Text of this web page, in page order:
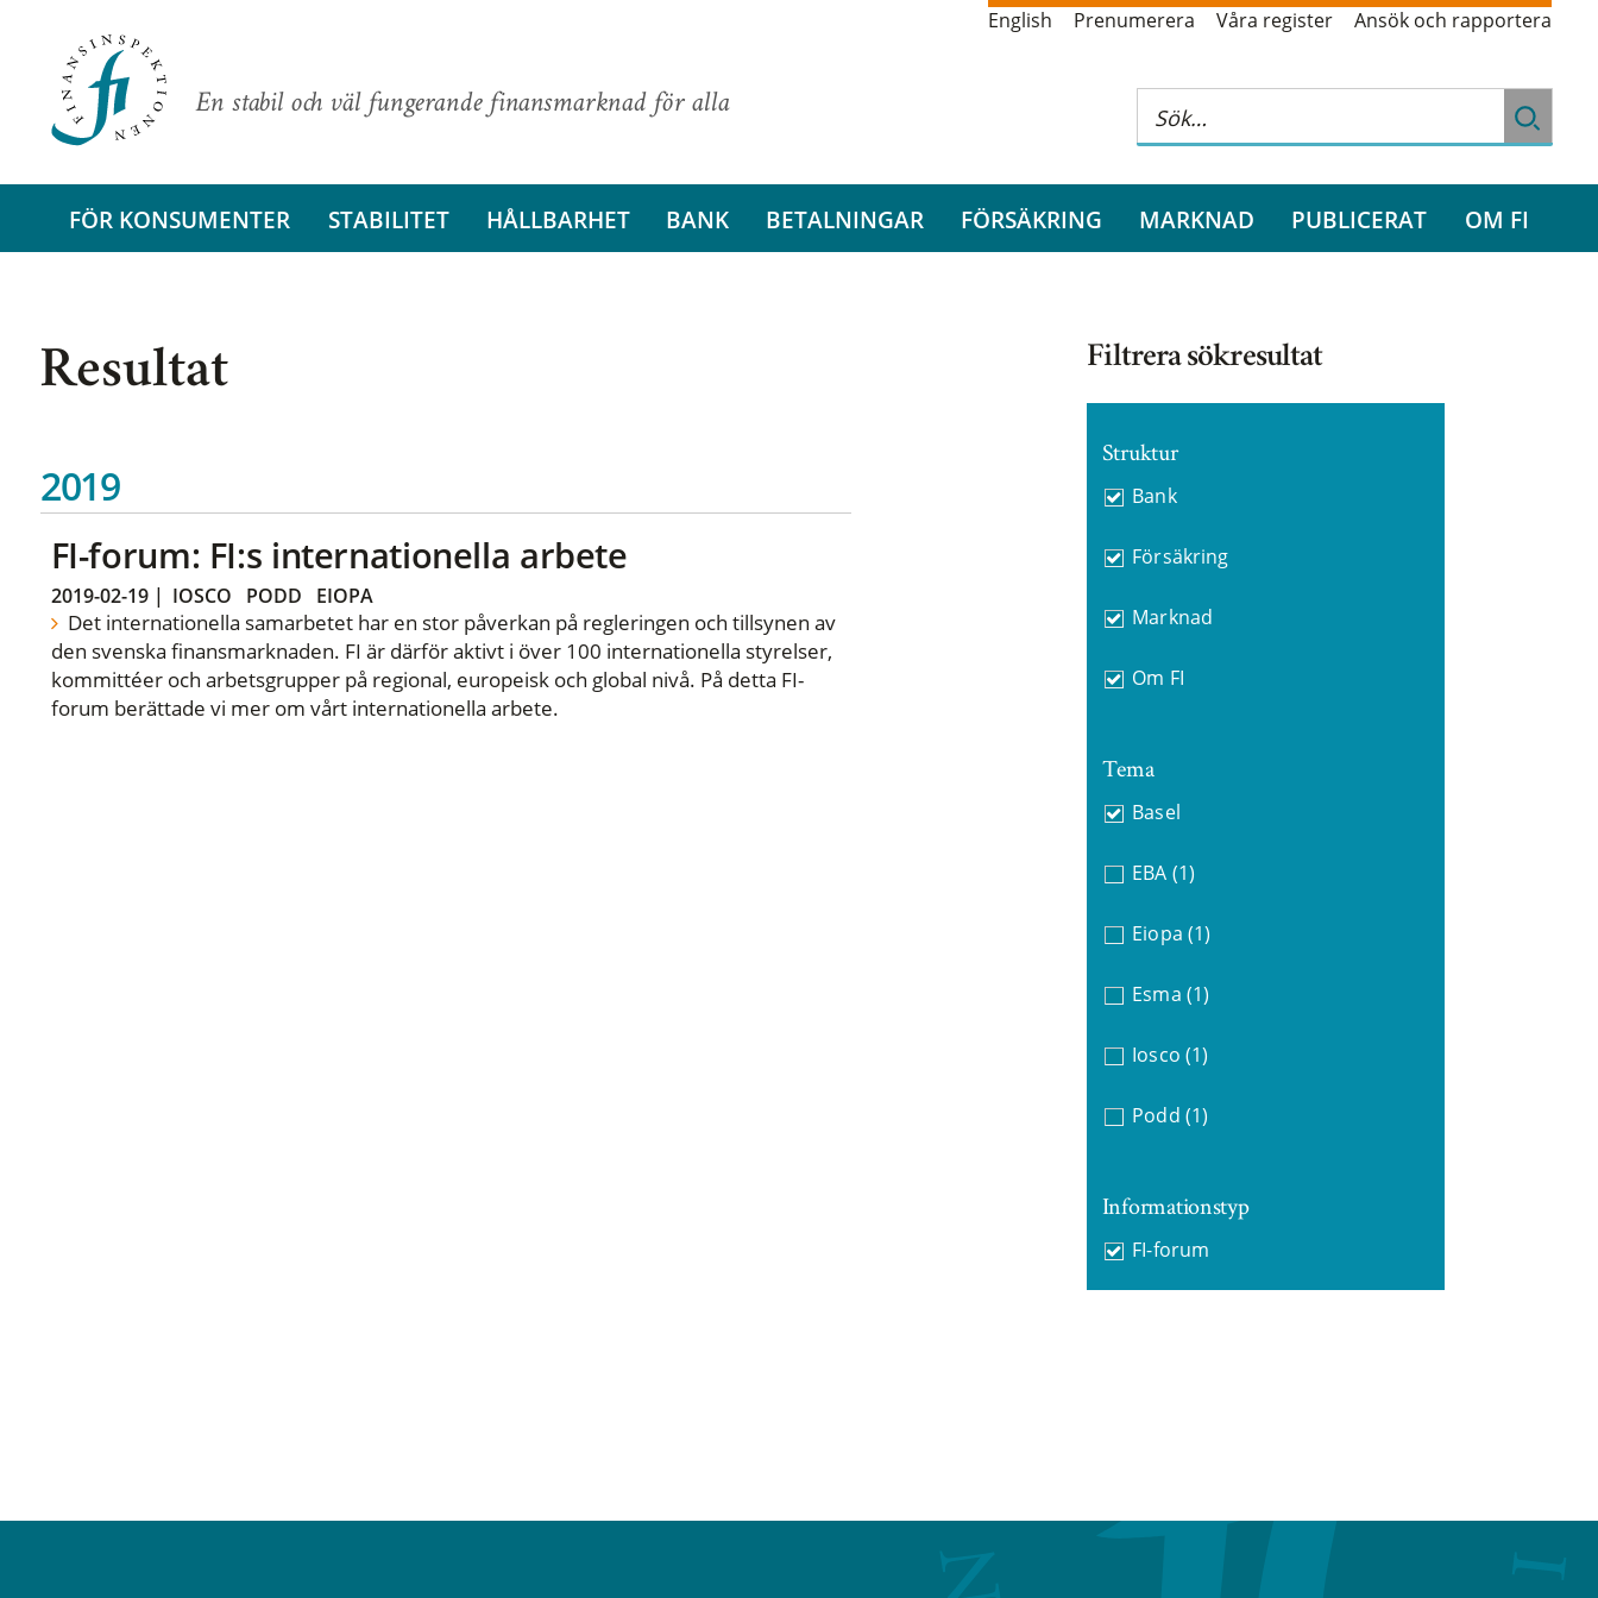
En stabil och väl fungerande finansmarknad för alla
English Prenumerera Våra register Ansök och rapportera
FÖR KONSUMENTER STABILITET HÅLLBARHET BANK BETALNINGAR FÖRSÄKRING MARKNAD PUBLICERAT OM FI
Resultat
2019
FI-forum: FI:s internationella arbete
2019-02-19| IOSCO PODD EIOPA
Det internationella samarbetet har en stor påverkan på regleringen och tillsynen av
den svenska finansmarknaden. FI är därför aktivt i över 100 internationella styrelser,
kommittéer och arbetsgrupper på regional, europeisk och global nivå. På detta FI-
forum berättade vi mer om vårt internationella arbete.
Filtrera sökresultat
Struktur
Bank
Försäkring
Marknad
Om FI
Tema
Basel
EBA (1)
Eiopa (1)
Esma (1)
Iosco (1)
Podd (1)
Informationstyp
FI-forum